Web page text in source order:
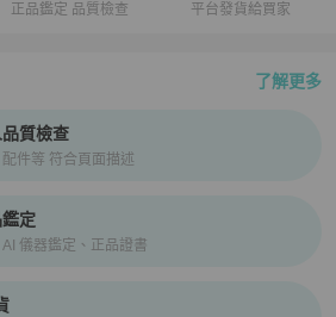
正品鑑定 品質檢查 平台發貨給買家
了解更多
、安心購檢驗流程介紹
質檢查
件等 符合頁面描述
定
儀器鑑定、正品證書